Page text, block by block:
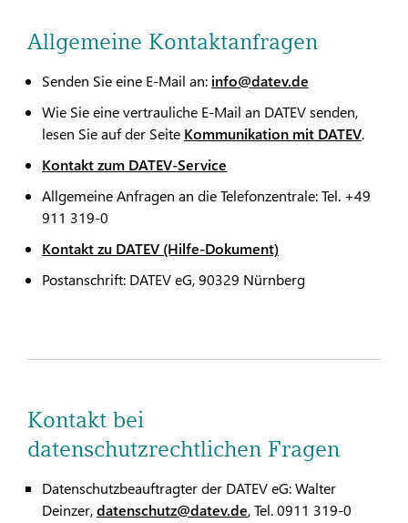
Allgemeine Kontaktanfragen
Senden Sie eine E-Mail an: info@datev.de
Wie Sie eine vertrauliche E-Mail an DATEV senden,
lesen Sie auf der Seite Kommunikation mit DATEV.
Kontakt zum DATEV-Service
Allgemeine Anfragen an die Telefonzentrale: Tel. +49
911 319-0
Kontakt zu DATEV (Hilfe-Dokument)
Postanschrift: DATEV eG, 90329 Nürnberg
Kontakt bei
datenschutzrechtlichen Fragen
Datenschutzbeauftragter der DATEV eG: Walter
Deinzer,datenschutz@datev.de, Tel. 0911 319-0